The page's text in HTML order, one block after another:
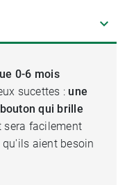
0-6 mois
sucettes : une
bouton qui brille
sera facilement
aient besoin